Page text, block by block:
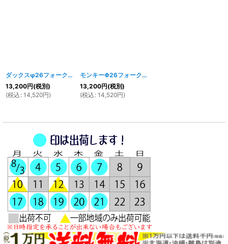
ダックスφ26フォーク用 アルミステム [120w]
13,200円(税別)
(税込 : 14,520円)
モンキーΦ26フォーク用 アルミステム
13,200円(税別)
(税込 : 14,520円)